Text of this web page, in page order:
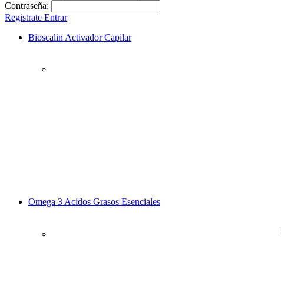
Contraseña:
Registrate Entrar
Bioscalin Activador Capilar
Omega 3 Acidos Grasos Esenciales